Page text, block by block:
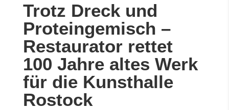
Trotz Dreck und
Proteingemisch –
Restaurator rettet
100 Jahre altes Werk
für die Kunsthalle
Rostock